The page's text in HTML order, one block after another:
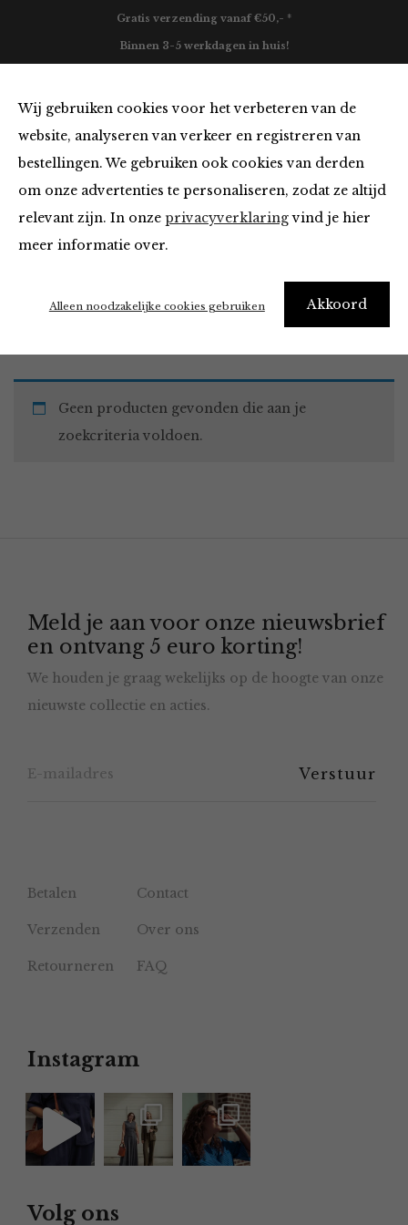
Wij gebruiken cookies voor het verbeteren van de
website, analyseren van verkeer en registreren van
bestellingen. We gebruiken ook cookies van derden
om onze advertenties te personaliseren, zodat ze altijd
relevant zijn. In onze privacyverklaringvind je hier
meer informatie over.
Akkoord
Alleen noodzakelijke cookies gebruiken
Gratis verzending vanaf €50,- *
Binnen 3-5 werkdagen in huis!
Must Haves
Home Winkel Accessoires Must Haves
Geen producten gevonden die aan je
zoekcriteria voldoen.
Meld je aan voor onze nieuwsbrief
en ontvang 5 euro korting!
We houden je graag wekelijks op de hoogte van onze
nieuwste collectie en acties.
Betalen Contact
Verzenden Over ons
Retourneren FAQ
Instagram
Volg ons